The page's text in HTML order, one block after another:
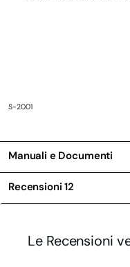
S-2001
Manuali e Documenti
Recensioni12
Le Recensioni